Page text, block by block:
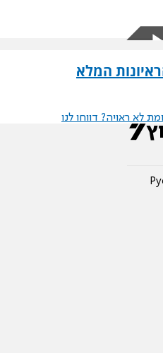
המלא
לא ראויה? דווחו לנו